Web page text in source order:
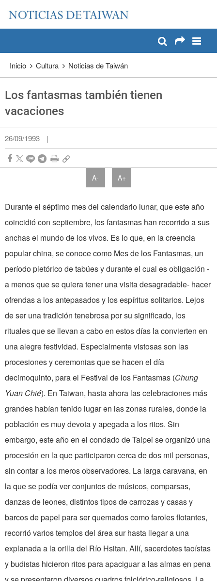
Pase a contenido principal
Inicio Cultura Noticias de Taiwán
Los fantasmas también tienen
vacaciones
26/09/1993 |
A- A+
Durante el séptimo mes del calen­dario lunar, que este año
coincidió con septiembre, los fantasmas han recorrido a sus
anchas el mundo de los vivos. Es lo que, en la creencia
popular china, se conoce como Mes de los Fantasmas, un
período pletórico de tabúes y durante el cual es obligación -
a menos que se quiera tener una visita desagradable­- hacer
ofrendas a los antepasados y los espíritus solitarios. Lejos
de ser una tradición tenebrosa por su significado, los
rituales que se llevan a cabo en estos días la convierten en
una alegre festividad. Especialmente vistosas son las
procesiones y ceremo­nias que se hacen el día
decimoquinto, para el Festival de los Fantasmas (Chung
Yuan Chié). En Taiwan, hasta ahora las celebraciones más
grandes habían tenido lugar en las zonas rurales, donde la
población es muy de­vota y apegada a los ritos. Sin
embargo, este año en el condado de Taipei se organizó una
procesión en la que participaron cerca de dos mil personas,
sin contar a los meros observadores. La larga caravana, en
la que se podía ver conjuntos de músicos, comparsas,
danzas de leones, distintos tipos de carrozas y casas y
barcos de papel para ser quemados como faroles flotantes,
recorrió varios templos del área sur hasta llegar a una
explanada a la orilla del Río Hsitan. Allí, sacerdotes taoístas
y budistas hicieron ritos para apaciguar a las almas en pena